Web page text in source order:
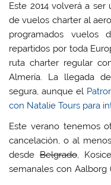
e
W
h
a
t
s
A
p
p
S
e
a
r
e
e
n
u
n
a
e
F
a
c
e
b
o
o
S
e
a
e
n
u
n
a
e
n
T
w
i
t
t
e
r
(
e
b
e
e
n
u
n
a
v
Este 2014 volverá a
de vuelos charter al
programados vuelos
repartidos por toda
ruta charter regular
Almería. La llegada
segura, aunque el
con Natalie Tours para
Este verano tenemos
cancelación, o al
desdeBelgrado,
semanales con Aalborg